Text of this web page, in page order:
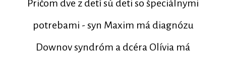
Pričom dve z detí sú deti so špeciálnymi
potrebami - syn Maxim má diagnózu
Downov syndróm a dcéra Olívia má